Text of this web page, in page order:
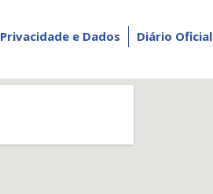
Privacidade e Dados Diário Oficial